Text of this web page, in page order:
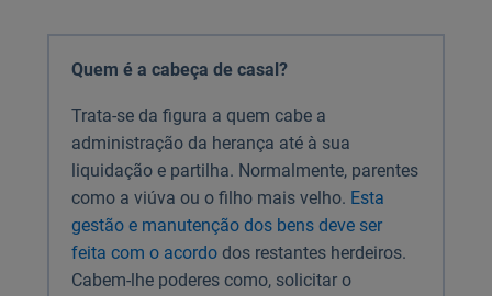
Quem é a cabeça de casal?
Trata-se da figura a quem cabe a
administração da herança até à sua
liquidação e partilha. Normalmente, parentes
como a viúva ou o filho mais velho. Esta
gestão e manutenção dos bens deve ser
feita com o acordodos restantes herdeiros.
Cabem-lhe poderes como, solicitar o